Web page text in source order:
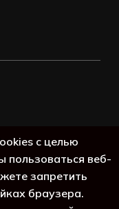
с целью
пользоваться веб-
запретить
браузера.